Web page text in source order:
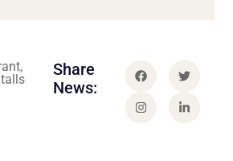
Share
News: